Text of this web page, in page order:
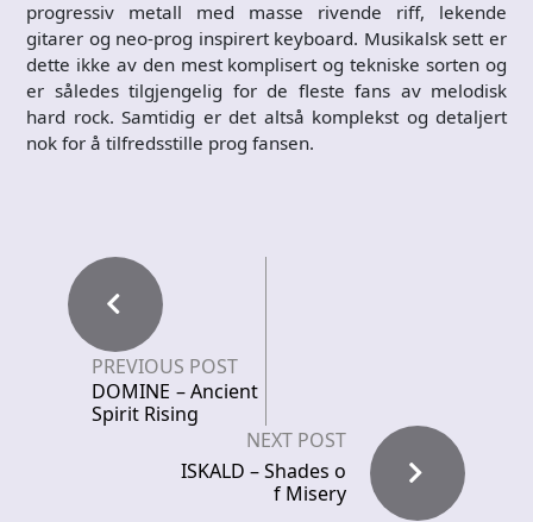
progressiv metall med masse rivende riff, lekende
gitarer og neo-prog inspirert keyboard. Musikalsk sett er
dette ikke av den mest komplisert og tekniske sorten og
er således tilgjengelig for de fleste fans av melodisk
hard rock. Samtidig er det altså komplekst og detaljert
nok for å tilfredsstille prog fansen.
PREVIOUS POST
DOMINE – Ancient
Spirit Rising
NEXT POST
ISKALD – Shades o
f Misery